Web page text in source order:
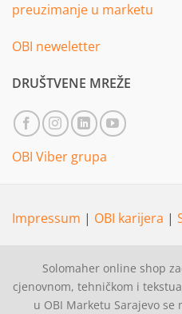
preuzimanje u marketu
OBI neweletter
DRUŠTVENE MREŽE
OBI Viber grupa
Impressum | OBI karijera |
Solomaher online shop
cjenovnom, tehničkom i
u OBI Marketu Sarajevo